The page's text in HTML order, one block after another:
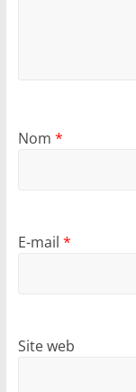
Nom *
E-mail *
Site web